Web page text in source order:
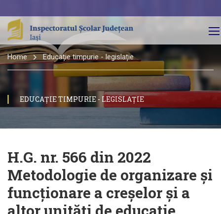
Home Educație timpurie - legislație
EDUCAȚIE TIMPURIE - LEGISLAȚIE
H.G. nr. 566 din 2022
Metodologie de organizare și
funcționare a creșelor și a